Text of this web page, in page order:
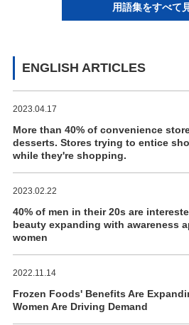
用語集をすべて
ENGLISH ARTICLES
2023.04.17
More than 40% of convenience
desserts. Stores trying to entice
while they're shopping.
2023.02.22
40% of men in their 20s are
beauty expanding with awareness
women
2022.11.14
Frozen Foods' Benefits Are
Women Are Driving Demand